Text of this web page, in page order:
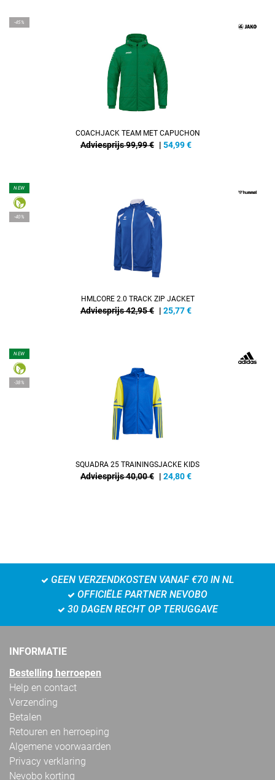
-45%
COACHJACK TEAM MET CAPUCHON
Adviesprijs 99,99 € | 54,99€
NEW
-40%
HMLCORE 2.0 TRACK ZIP JACKET
Adviesprijs 42,95 € | 25,77€
NEW
-38%
SQUADRA 25 TRAININGSJACKE KIDS
Adviesprijs 40,00 € | 24,80€
GEEN VERZENDKOSTEN VANAF €70 IN NL
OFFICIËLE PARTNER NEVOBO
30 DAGEN RECHT OP TERUGGAVE
INFORMATIE
Bestelling herroepen
Help en contact
Verzending
Betalen
Retouren en herroeping
Algemene voorwaarden
Privacy verklaring
Nevobo korting